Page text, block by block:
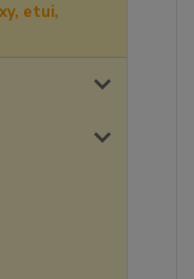
etui,